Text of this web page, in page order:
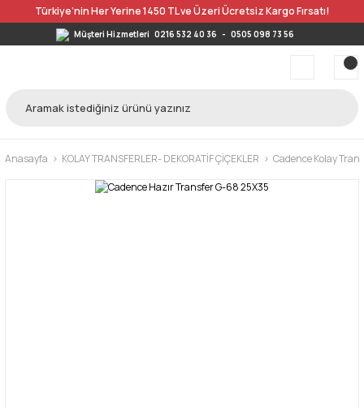
Türkiye’nin Her Yerine 1450 TL ve Üzeri Ücretsiz Kargo Fırsatı!
Müşteri Hizmetleri 0216 532 40 36 - 0505 098 73 56
Anasayfa KOLAY TRANSFERLER- DEKORATİF ÇİÇEKLER Cadence Kolay